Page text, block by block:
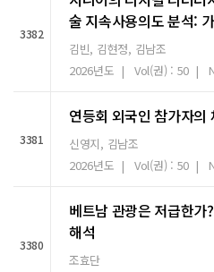
3382
술 지속사용의도 분석:
김빈, 김현정, 김남조
2026년도 | Vol(권) : 50 |
3381
연등회 외국인 참가자의
신영지, 김남조
2026년도 | Vol(권) : 50 |
3380
베트남 관광은 저급한가
해석
조효단